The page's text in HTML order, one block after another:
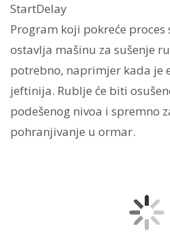
StartDelay
Program koji pokreće
ostavlja mašinu za sušenje
potrebno, naprimjer kada je
jeftinija. Rublje će biti
podešenog nivoa i spremno
pohranjivanje u ormar.